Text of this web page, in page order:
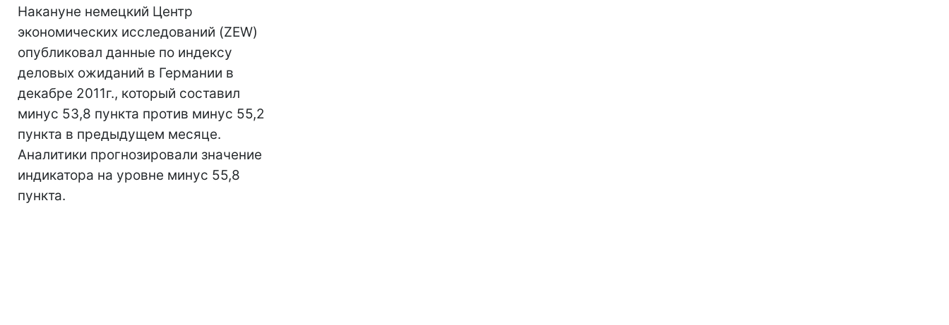
Накануне немецкий Центр
экономических исследований (ZEW)
опубликовал данные по индексу
деловых ожиданий в Германии в
декабре 2011г., который составил
минус 53,8 пункта против минус 55,2
пункта в предыдущем месяце.
Аналитики прогнозировали значение
индикатора на уровне минус 55,8
пункта.